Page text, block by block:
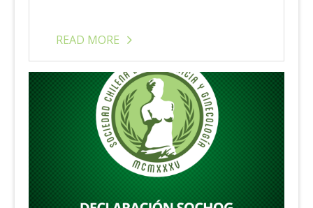
READ MORE